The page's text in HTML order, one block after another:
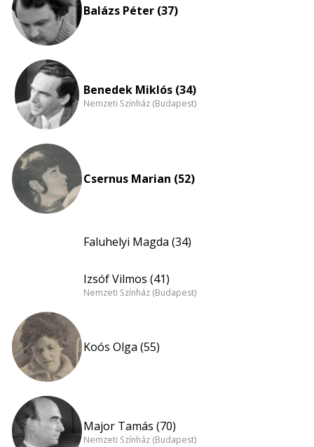
Balázs Péter (37)
Benedek Miklós (34)
Nemzeti Színház (Budapest)
Csernus Marian (52)
Faluhelyi Magda (34)
Izsóf Vilmos (41)
Nemzeti Színház (Budapest)
Koós Olga (55)
Major Tamás (70)
Nemzeti Színház (Budapest)